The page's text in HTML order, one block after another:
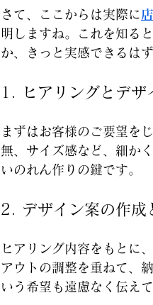
さて、ここからは実際に
明しますね。これを知る
か、きっと実感できるはず
1. ヒアリングとデザ
まずはお客様のご要望を
無、サイズ感など、細か
いのれん作りの鍵です。
2. デザイン案の作成
ヒアリング内容をもとに
アウトの調整を重ねて、
いう希望も遠慮なく伝え